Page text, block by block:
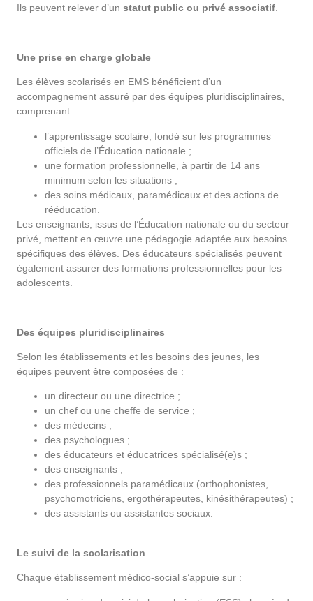
Ils peuvent relever d’un statut public ou privé associatif.
Une prise en charge globale
Les élèves scolarisés en EMS bénéficient d’un
accompagnement assuré par des équipes pluridisciplinaires,
comprenant :
l’apprentissage scolaire, fondé sur les programmes
officiels de l’Éducation nationale ;
une formation professionnelle, à partir de 14 ans
minimum selon les situations ;
des soins médicaux, paramédicaux et des actions de
rééducation.
Les enseignants, issus de l’Éducation nationale ou du secteur
privé, mettent en œuvre une pédagogie adaptée aux besoins
spécifiques des élèves. Des éducateurs spécialisés peuvent
également assurer des formations professionnelles pour les
adolescents.
Des équipes pluridisciplinaires
Selon les établissements et les besoins des jeunes, les
équipes peuvent être composées de :
un directeur ou une directrice ;
un chef ou une cheffe de service ;
des médecins ;
des psychologues ;
des éducateurs et éducatrices spécialisé(e)s ;
des enseignants ;
des professionnels paramédicaux (orthophonistes,
psychomotriciens, ergothérapeutes, kinésithérapeutes) ;
des assistants ou assistantes sociaux.
Le suivi de la scolarisation
Chaque établissement médico-social s’appuie sur :